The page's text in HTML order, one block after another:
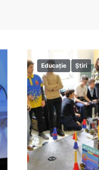
Educație Știri